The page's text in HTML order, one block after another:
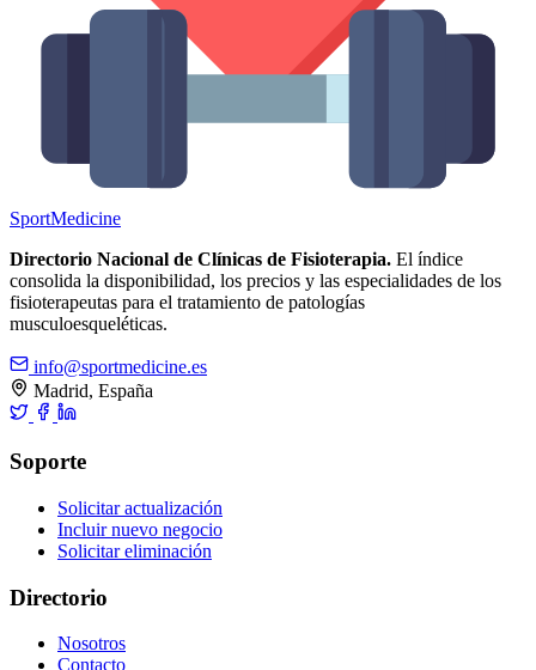
SportMedicine
Directorio Nacional de Clínicas de Fisioterapia. El índice
consolida la disponibilidad, los precios y las especialidades de los
fisioterapeutas para el tratamiento de patologías
musculoesqueléticas.
info@sportmedicine.es
Madrid, España
Soporte
Solicitar actualización
Incluir nuevo negocio
Solicitar eliminación
Directorio
Nosotros
Contacto